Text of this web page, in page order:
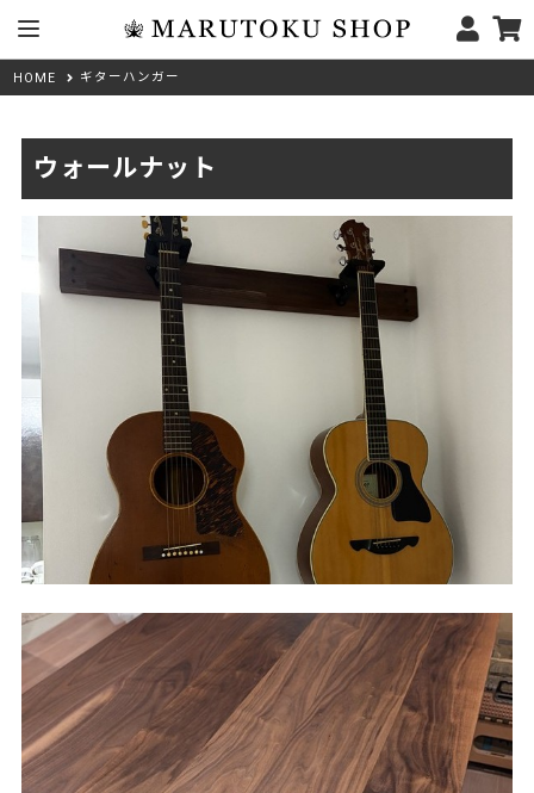
HOME ギターハンガー
ウォールナット